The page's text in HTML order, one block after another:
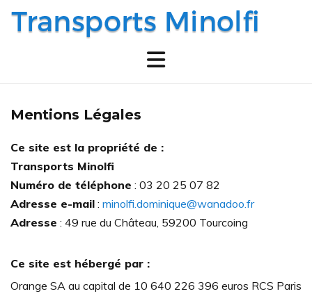
Mentions Légales
Ce site est la propriété de :
Transports Minolfi
Numéro de téléphone : 03 20 25 07 82
Adresse e-mail : minolfi.dominique@wanadoo.fr
Adresse : 49 rue du Château, 59200 Tourcoing
Ce site est hébergé par :
Orange SA au capital de 10 640 226 396 euros RCS Paris